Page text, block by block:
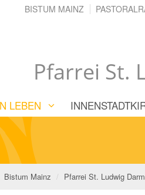
Pfarrei St.
BISTUM MAINZ
LEBEN
Bistum Mainz Pfarrei St. Ludwig